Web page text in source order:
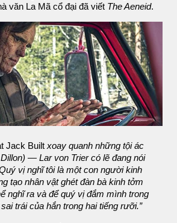
văn La Mã cổ đại đã viết The Aeneid.
Jack Built xoay quanh những tội ác
— Lar von Trier có lẽ đang nói
vị nghĩ tôi là một con người kinh
tạo nhân vật ghét đàn bà kinh tởm
nghĩ ra và để quý vị đắm mình trong
trái của hắn trong hai tiếng rưỡi.”